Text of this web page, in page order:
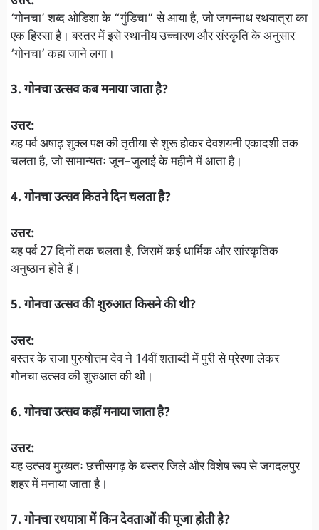
‘गोनचा’ शब्द ओडिशा के “गुंडिचा” से आया है, जो जगन्नाथ रथयात्रा का
एक हिस्सा है। बस्तर में इसे स्थानीय उच्चारण और संस्कृति के अनुसार
‘गोनचा’ कहा जाने लगा।
3. गोनचा उत्सव कब मनाया जाता है?
उत्तर:
यह पर्व अषाढ़ शुक्ल पक्ष की तृतीया से शुरू होकर देवशयनी एकादशी तक
चलता है, जो सामान्यतः जून–जुलाई के महीने में आता है।
4. गोनचा उत्सव कितने दिन चलता है?
उत्तर:
यह पर्व 27 दिनों तक चलता है, जिसमें कई धार्मिक और सांस्कृतिक
अनुष्ठान होते हैं।
5. गोनचा उत्सव की शुरुआत किसने की थी?
उत्तर:
बस्तर के राजा पुरुषोत्तम देव ने 14वीं शताब्दी में पुरी से प्रेरणा लेकर
गोनचा उत्सव की शुरुआत की थी।
6. गोनचा उत्सव कहाँ मनाया जाता है?
उत्तर:
यह उत्सव मुख्यतः छत्तीसगढ़ के बस्तर जिले और विशेष रूप से जगदलपुर
शहर में मनाया जाता है।
7. गोनचा रथयात्रा में किन देवताओं की पूजा होती है?